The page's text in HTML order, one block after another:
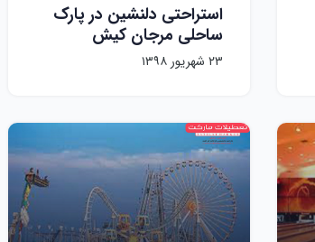
استراحتی دلنشین در پارک
ساحلی مرجان کیش
۲۳ شهریور ۱۳۹۸